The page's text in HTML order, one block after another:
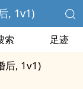
, 1v1)
索 足迹
后, 1v1)